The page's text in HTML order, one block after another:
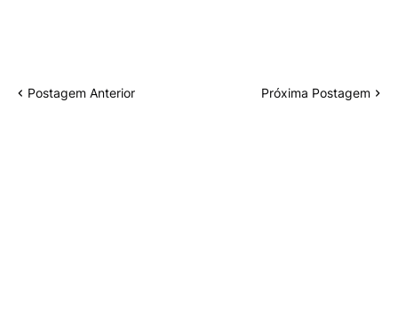
Postagem Anterior Próxima Postagem